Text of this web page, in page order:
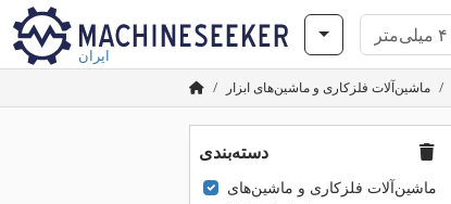
ایران
ماشین‌آلات فلزکاری و ماشین‌های ابزار
دسته‌بندی
ماشین‌آلات فلزکاری و ماشین‌های